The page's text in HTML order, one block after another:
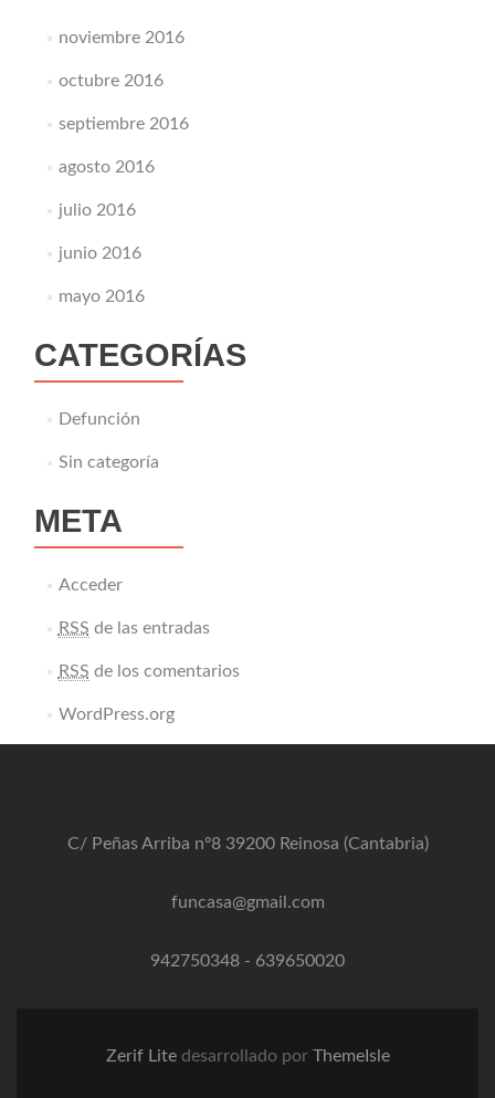
noviembre 2016
octubre 2016
septiembre 2016
agosto 2016
julio 2016
junio 2016
mayo 2016
CATEGORÍAS
Defunción
Sin categoría
META
Acceder
RSS de las entradas
RSS de los comentarios
WordPress.org
C/ Peñas Arriba nº8 39200 Reinosa (Cantabria)
funcasa@gmail.com
942750348 - 639650020
Zerif Lite desarrollado por ThemeIsle